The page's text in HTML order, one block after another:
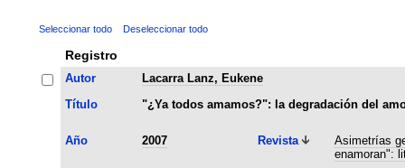
Seleccionar todo Deseleccionar todo
Registro
Autor
Lacarra Lanz, Eukene
Título
"¿Ya todos amamos?": la degradación del
Año 2007 Revista
Asimetrías
enamoran":